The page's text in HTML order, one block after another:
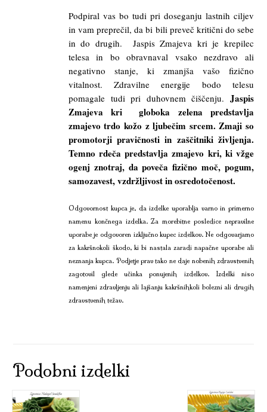
Podpiral vas bo tudi pri doseganju lastnih ciljev
in vam preprečil, da bi bili preveč kritični do sebe
in do drugih. Jaspis Zmajeva kri je krepilec
telesa in bo obravnaval vsako nezdravo ali
negativno stanje, ki zmanjša vašo fizično
vitalnost. Zdravilne energije bodo telesu
pomagale tudi pri duhovnem čiščenju. Jaspis
Zmajeva kri globoka zelena predstavlja
zmajevo trdo kožo z ljubečim srcem. Zmaji so
promotorji pravičnosti in zaščitniki življenja.
Temno rdeča predstavlja zmajevo kri, ki vžge
ogenj znotraj, da poveča fizično moč, pogum,
samozavest, vzdržljivost in osredotočenost.
Odgovornost kupca je, da izdelke uporablja varno in primerno
namenu končnega izdelka. Za morebitne posledice nepravilne
uporabe je odgovoren izključno kupec izdelkov. Ne odgovarjamo
za kakršnokoli škodo, ki bi nastala zaradi napačne uporabe ali
neznanja kupca. Podjetje prav tako ne daje nobenih zdravstvenih
zagotovil glede učinka ponujenih izdelkov. Izdelki niso
namenjeni zdravljenju ali lajšanju kakršnihkoli bolezni ali drugih
zdravstvenih težav.
Podobni izdelki